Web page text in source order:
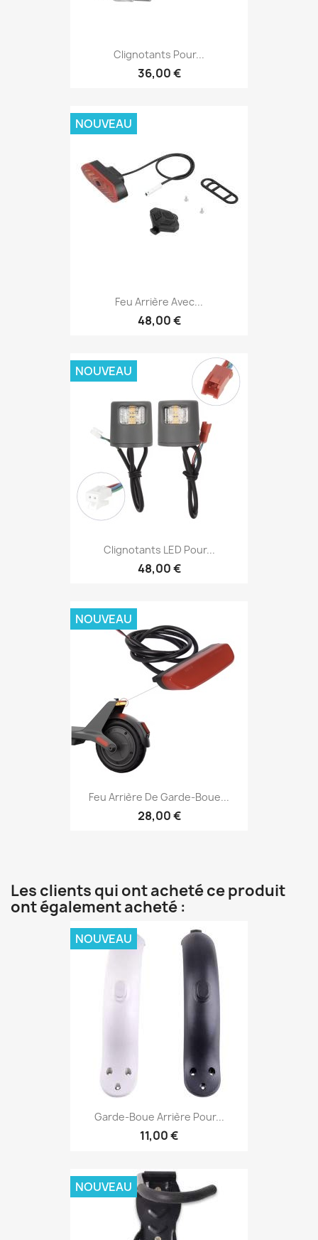
Clignotants Pour...
36,00 €
Feu Arrière Avec...
48,00 €
NOUVEAU
Clignotants LED Pour...
48,00 €
NOUVEAU
Feu Arrière De Garde-Boue...
28,00 €
NOUVEAU
Les clients qui ont acheté ce produit
ont également acheté :
Garde-Boue Arrière Pour...
11,00 €
NOUVEAU
NOUVEAU